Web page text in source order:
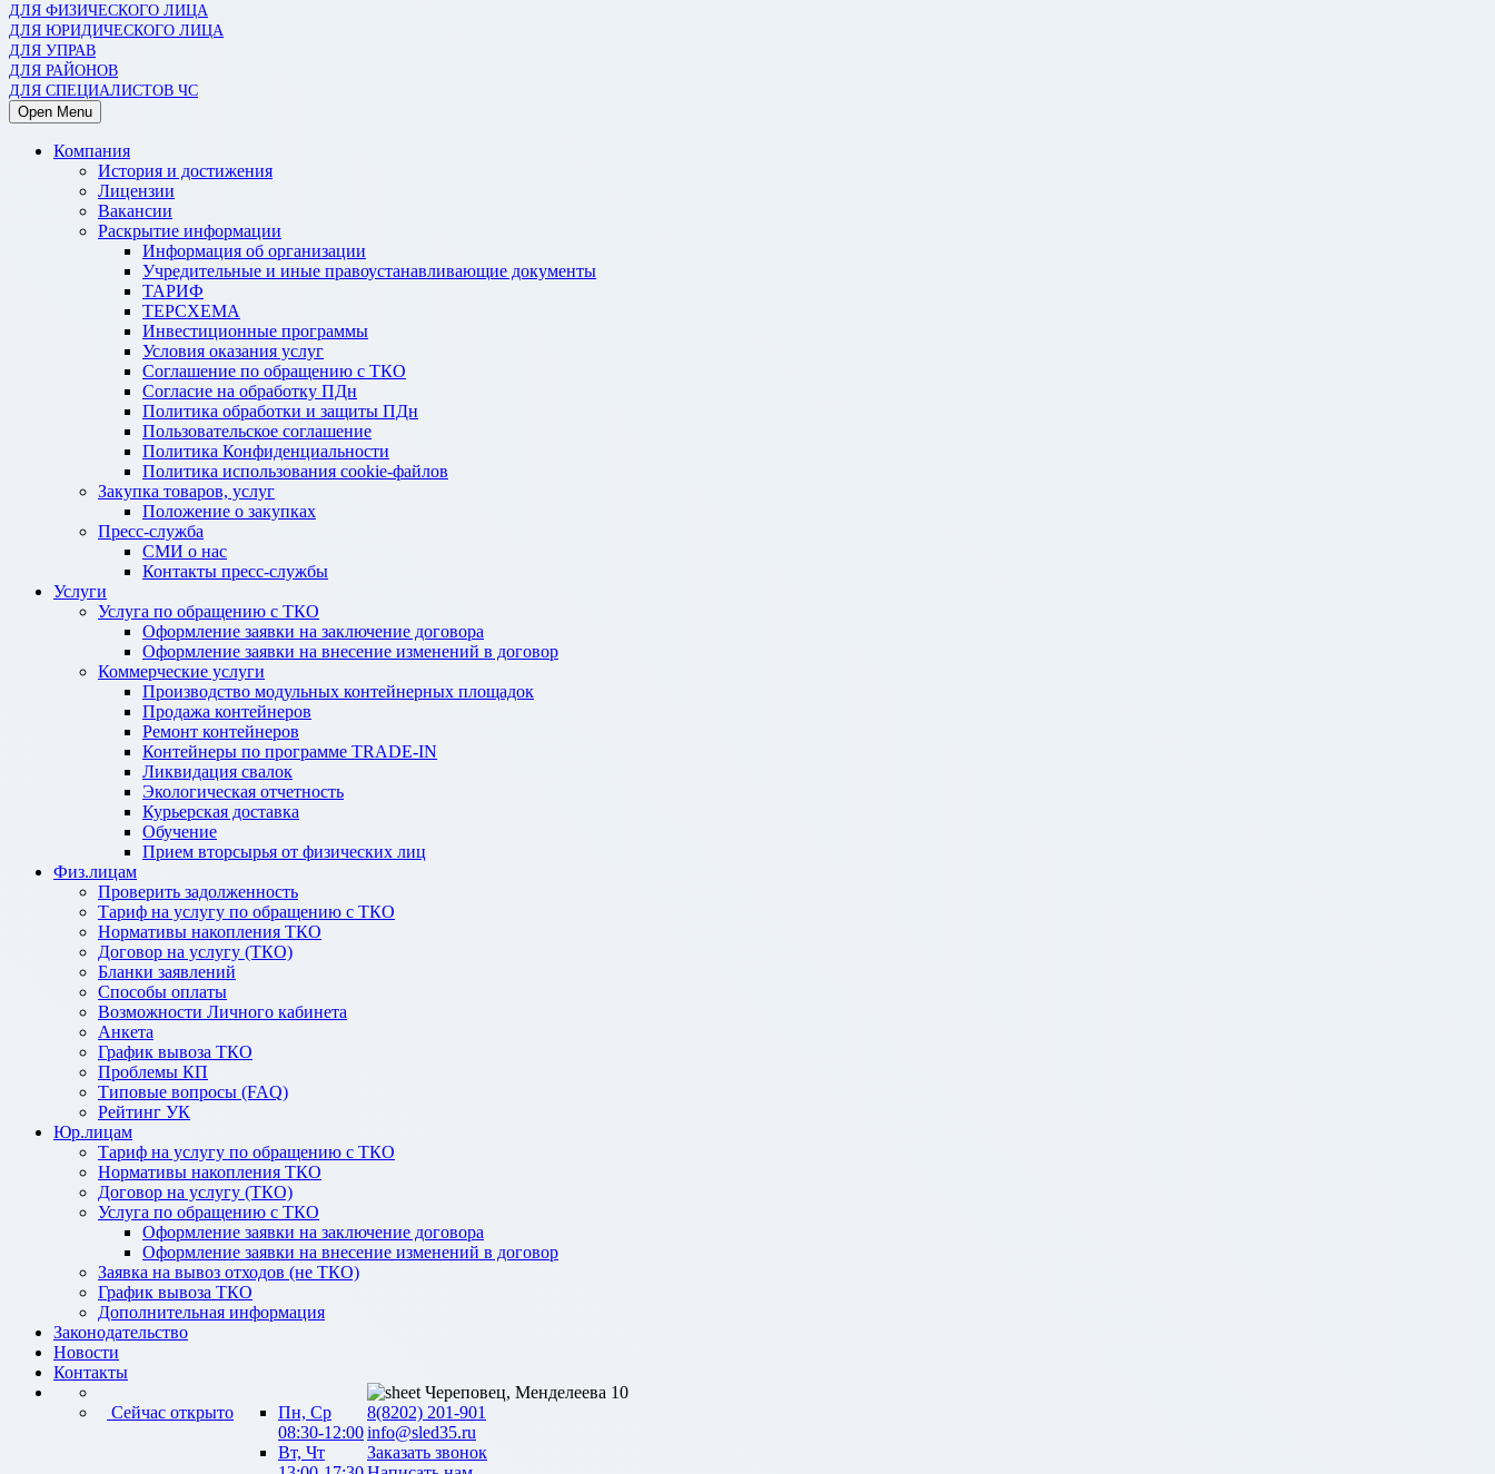
ДЛЯ ФИЗИЧЕСКОГО ЛИЦА
ДЛЯ ЮРИДИЧЕСКОГО ЛИЦА
ДЛЯ УПРАВ
ДЛЯ РАЙОНОВ
ДЛЯ СПЕЦИАЛИСТОВ ЧС
Open Menu
Компания
История и достижения
Лицензии
Вакансии
Раскрытие информации
Информация об организации
Учредительные и иные правоустанавливающие документы
ТАРИФ
ТЕРСХЕМА
Инвестиционные программы
Условия оказания услуг
Соглашение по обращению с ТКО
Согласие на обработку ПДн
Политика обработки и защиты ПДн
Пользовательское соглашение
Политика Конфиденциальности
Политика использования cookie-файлов
Закупка товаров, услуг
Положение о закупках
Пресс-служба
СМИ о нас
Контакты пресс-службы
Услуги
Услуга по обращению с ТКО
Оформление заявки на заключение договора
Оформление заявки на внесение изменений в договор
Коммерческие услуги
Производство модульных контейнерных площадок
Продажа контейнеров
Ремонт контейнеров
Контейнеры по программе TRADE-IN
Ликвидация свалок
Экологическая отчетность
Курьерская доставка
Обучение
Прием вторсырья от физических лиц
Физ.лицам
Проверить задолженность
Тариф на услугу по обращению с ТКО
Нормативы накопления ТКО
Договор на услугу (ТКО)
Бланки заявлений
Способы оплаты
Возможности Личного кабинета
Анкета
График вывоза ТКО
Проблемы КП
Типовые вопросы (FAQ)
Рейтинг УК
Юр.лицам
Тариф на услугу по обращению с ТКО
Нормативы накопления ТКО
Договор на услугу (ТКО)
Услуга по обращению с ТКО
Оформление заявки на заключение договора
Оформление заявки на внесение изменений в договор
Заявка на вывоз отходов (не ТКО)
График вывоза ТКО
Дополнительная информация
Законодательство
Новости
Контакты
Сейчас открыто
Пн, Ср
08:30-12:00
Вт, Чт
Череповец, Менделеева 10
8(8202) 201-901
info@sled35.ru
Заказать звонок